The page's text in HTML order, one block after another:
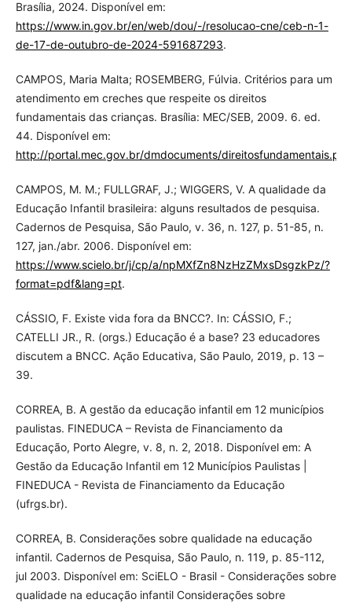
Brasília, 2024. Disponível em:
https://www.in.gov.br/en/web/dou/-/resolucao-cne/ceb-n-1-
de-17-de-outubro-de-2024-591687293.
CAMPOS, Maria Malta; ROSEMBERG, Fúlvia. Critérios para um
atendimento em creches que respeite os direitos
fundamentais das crianças. Brasília: MEC/SEB, 2009. 6. ed.
44. Disponível em:
http://portal.mec.gov.br/dmdocuments/direitosfundamentais.pdf
CAMPOS, M. M.; FULLGRAF, J.; WIGGERS, V. A qualidade da
Educação Infantil brasileira: alguns resultados de pesquisa.
Cadernos de Pesquisa, São Paulo, v. 36, n. 127, p. 51-85, n.
127, jan./abr. 2006. Disponível em:
https://www.scielo.br/j/cp/a/npMXfZn8NzHzZMxsDsgzkPz/?
format=pdf&lang=pt.
CÁSSIO, F. Existe vida fora da BNCC?. In: CÁSSIO, F.;
CATELLI JR., R. (orgs.) Educação é a base? 23 educadores
discutem a BNCC. Ação Educativa, São Paulo, 2019, p. 13 –
39.
CORREA, B. A gestão da educação infantil em 12 municípios
paulistas. FINEDUCA – Revista de Financiamento da
Educação, Porto Alegre, v. 8, n. 2, 2018. Disponível em: A
Gestão da Educação Infantil em 12 Municípios Paulistas |
FINEDUCA - Revista de Financiamento da Educação
(ufrgs.br).
CORREA, B. Considerações sobre qualidade na educação
infantil. Cadernos de Pesquisa, São Paulo, n. 119, p. 85-112,
jul 2003. Disponível em: SciELO - Brasil - Considerações sobre
qualidade na educação infantil Considerações sobre